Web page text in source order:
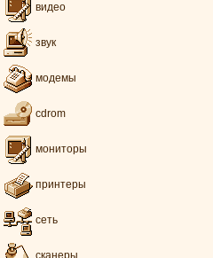
видео
звук
модемы
cdrom
мониторы
принтеры
сеть
сканеры